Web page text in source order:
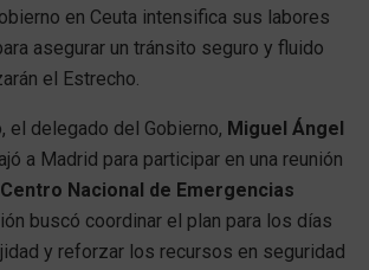
en Ceuta intensifica sus labores
asegurar un tránsito seguro y fluido
el Estrecho.
el delegado del Gobierno, Miguel Ángel
a Madrid para participar en una reunión
Centro Nacional de Emergencias
buscó coordinar el plan para los días
y reforzar los recursos en seguridad